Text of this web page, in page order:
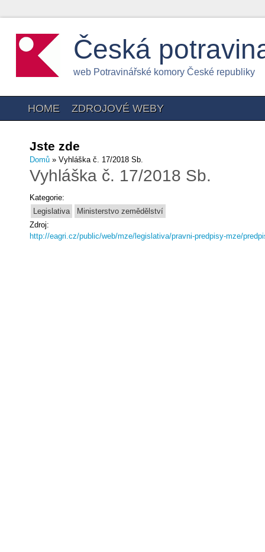
Česká
web Potravinářské komory České republiky
HOME ZDROJOVÉ WEBY
Jste zde
Domů » Vyhláška č. 17/2018 Sb.
Vyhláška č. 17/2018 Sb.
Kategorie:
Legislativa
Ministerstvo zemědělství
Zdroj:
http://eagri.cz/public/web/mze/legislativa/pravni-predpisy-mze/